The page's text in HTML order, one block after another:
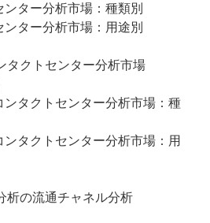
ター分析市場：種類別
ター分析市場：用途別
タクトセンター分析市場
ンタクトセンター分析市場：種
タクトセンター分析市場：用
析の流通チャネル分析